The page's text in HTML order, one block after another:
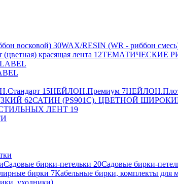
восковой) 30WAX/RESIN (WR - риббон
(цветная) красящая лента 12ТЕМАТИЧЕСКИЕ
15НЕЙЛОН.Премиум 7
62САТИН (PS901C). ЦВЕТНОЙ
ЛЕНТ 19
Садовые бирки-петельки 20Садовые бирки-
бирки 7Кабельные бирки, комплекты для